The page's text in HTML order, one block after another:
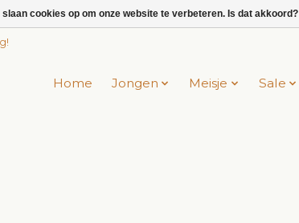
Home Jongen Meisje Sale
slaan cookies op om onze website te verbeteren. Is dat akkoord?